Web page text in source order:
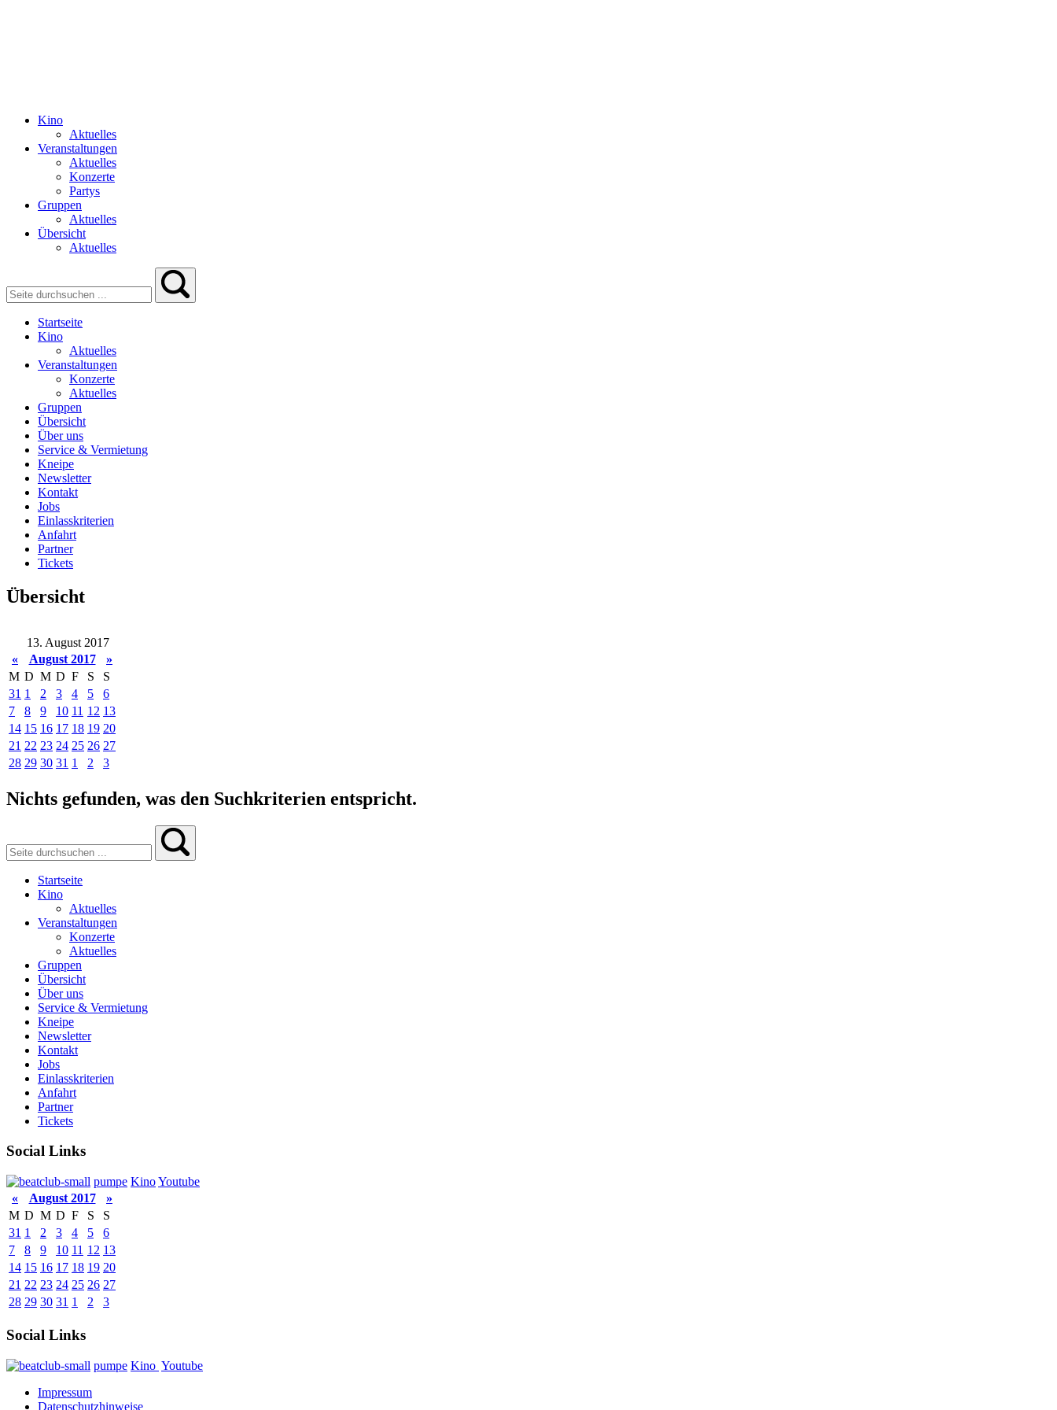
Kino
Aktuelles
Veranstaltungen
Aktuelles
Konzerte
Partys
Gruppen
Aktuelles
Übersicht
Aktuelles
Startseite
Kino
Aktuelles
Veranstaltungen
Konzerte
Aktuelles
Gruppen
Übersicht
Über uns
Service & Vermietung
Kneipe
Newsletter
Kontakt
Jobs
Einlasskriterien
Anfahrt
Partner
Tickets
Übersicht
13. August 2017
«
August 2017
»
M D M D F S
S
31 1 2 3 4 5
6
7
8 9 10 11 12 13
14 15 16 17 18 19 20
21 22 23 24 25 26 27
28 29 30 31 1 2 3
Nichts gefunden, was den Suchkriterien entspricht.
Startseite
Kino
Aktuelles
Veranstaltungen
Konzerte
Aktuelles
Gruppen
Übersicht
Über uns
Service & Vermietung
Kneipe
Newsletter
Kontakt
Jobs
Einlasskriterien
Anfahrt
Partner
Tickets
Social Links
pumpe KinoYoutube
«
August 2017
»
M D M D F S
S
31 1 2 3 4 5
6
7
8 9 10 11 12 13
14 15 16 17 18 19 20
21 22 23 24 25 26 27
28 29 30 31 1 2 3
Social Links
pumpe Kino Youtube
Impressum
Datenschutzhinweise